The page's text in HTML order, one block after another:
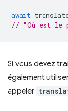
await
// "Où est le
Si vous devez
également
appeler